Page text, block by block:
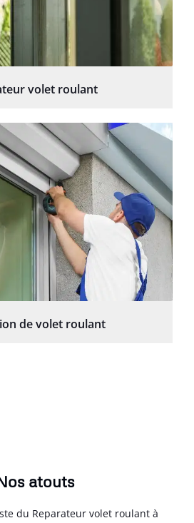
volet roulant
de volet roulant
atouts
du Reparateur volet roulant à